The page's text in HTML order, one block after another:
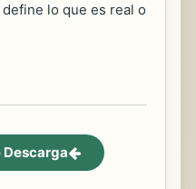
lo que es real o
Descarga